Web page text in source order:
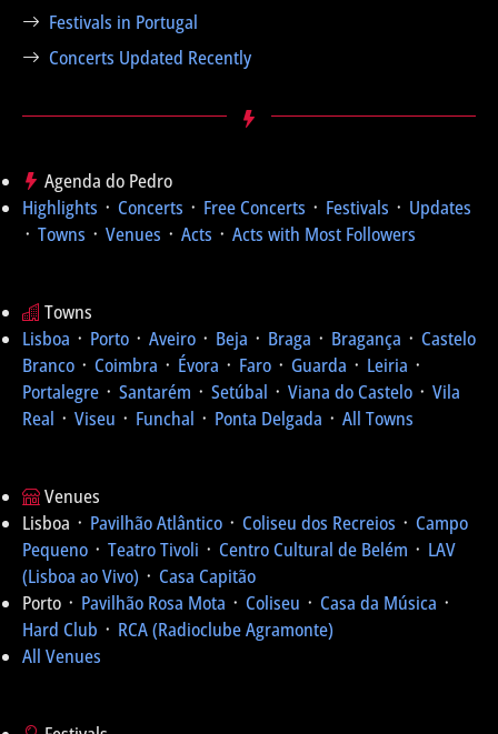
Festivals in Portugal
Concerts Updated Recently
Agenda do Pedro
Highlights ᛫ Concerts ᛫ Free Concerts ᛫ Festivals ᛫ Updates
᛫ Towns ᛫ Venues ᛫ Acts ᛫ Acts with Most Followers
Towns
Lisboa ᛫ Porto ᛫ Aveiro ᛫ Beja ᛫ Braga ᛫ Bragança ᛫ Castelo
Branco ᛫ Coimbra ᛫ Évora ᛫ Faro ᛫ Guarda ᛫ Leiria ᛫
Portalegre ᛫ Santarém ᛫ Setúbal ᛫ Viana do Castelo ᛫ Vila
Real ᛫ Viseu ᛫ Funchal ᛫ Ponta Delgada ᛫ All Towns
Venues
Lisboa ᛫ Pavilhão Atlântico ᛫ Coliseu dos Recreios ᛫ Campo
Pequeno ᛫ Teatro Tivoli ᛫ Centro Cultural de Belém ᛫ LAV
(Lisboa ao Vivo) ᛫ Casa Capitão
Porto ᛫ Pavilhão Rosa Mota ᛫ Coliseu ᛫ Casa da Música ᛫
Hard Club ᛫ RCA (Radioclube Agramonte)
All Venues